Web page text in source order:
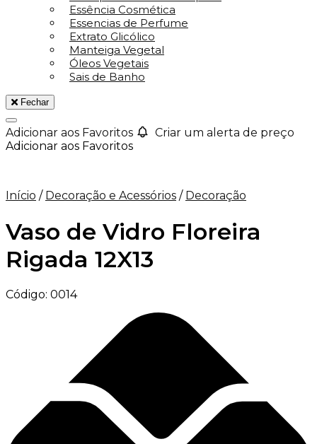
Essência Cosmética
Essencias de Perfume
Extrato Glicólico
Manteiga Vegetal
Óleos Vegetais
Sais de Banho
Fechar
Adicionar aos Favoritos
Criar um alerta de preço
Adicionar aos Favoritos
Início / Decoração e Acessórios / Decoração
Vaso de Vidro Floreira
Rigada 12X13
Código: 0014